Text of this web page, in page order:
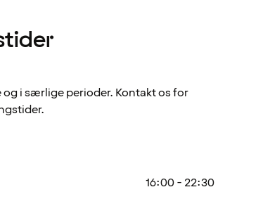
i særlige perioder. Kontakt os for
16:00 - 22:30